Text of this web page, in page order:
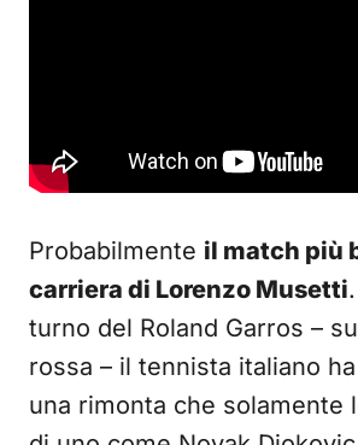
Probabilmente il match più
carriera di Lorenzo Musetti
turno del Roland Garros –
rossa – il tennista italiano
una rimonta che solamente